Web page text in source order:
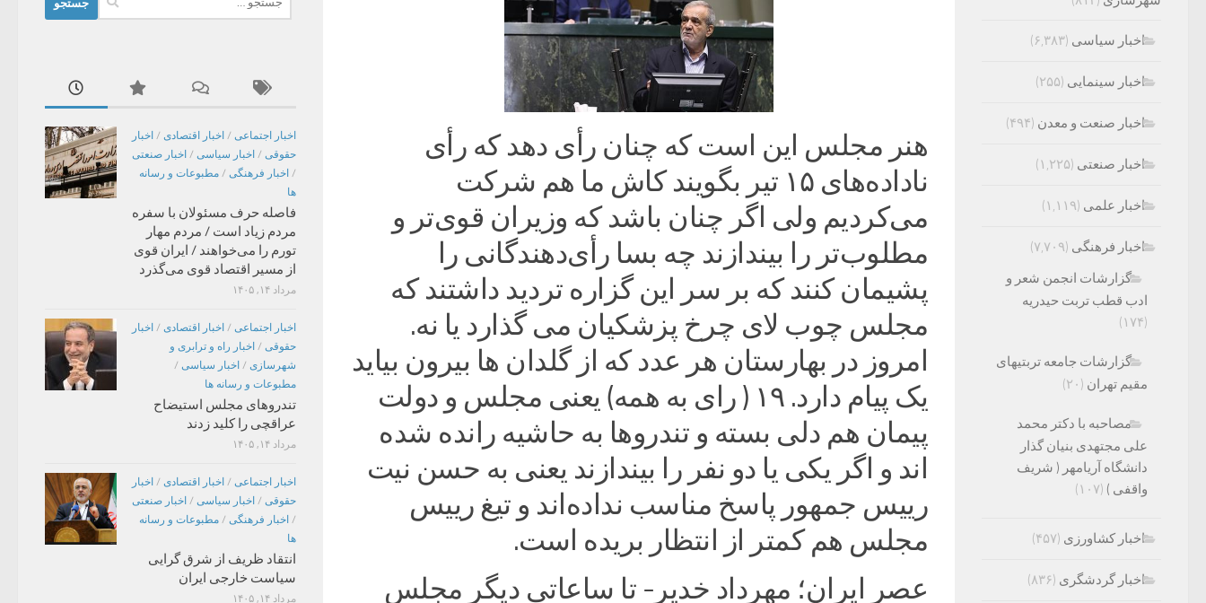
هنر مجلس این است که چنان رأی دهد که رأی
ناداده‌های ۱۵ تیر بگویند کاش ما هم شرکت
می‌کردیم ولی اگر چنان باشد که وزیران قوی‌تر و
مطلوب‌تر را بیندازند چه بسا رأی‌دهندگانی را
پشیمان کنند که بر سر این گزاره تردید داشتند که
مجلس چوب لای چرخ پزشکیان می گذارد یا نه.
امروز در بهارستان هر عدد که از گلدان ها بیرون بیاید
یک پیام دارد. ۱۹ ( رای به همه) یعنی مجلس و دولت
پیمان هم دلی بسته و تندروها به حاشیه رانده شده
اند و اگر یکی یا دو نفر را بیندازند یعنی به حسن نیت
رییس جمهور پاسخ مناسب نداده‌اند و تیغ رییس
مجلس هم کمتر از انتظار بریده است.
عصر ایران؛ مهرداد خدیر- تا ساعاتی دیگر مجلس
برای:
اخبار اجتماعی / اخبار اقتصادی / اخبار
حقوقی / اخبار سیاسی / اخبار صنعتی
/ اخبار فرهنگی / مطبوعات و رسانه
ها
فاصله حرف مسئولان با سفره
مردم زیاد است / مردم مهار
تورم را می‌خواهند / ایران قوی
از مسیر اقتصاد قوی می‌گذرد
مرداد ۱۴, ۱۴۰۵
اخبار اجتماعی / اخبار اقتصادی / اخبار
حقوقی / اخبار راه و ترابری و
شهرسازی / اخبار سیاسی /
مطبوعات و رسانه ها
تندروهای مجلس استیضاح
عراقچی را کلید زدند
مرداد ۱۴, ۱۴۰۵
اخبار اجتماعی / اخبار اقتصادی / اخبار
حقوقی / اخبار سیاسی / اخبار صنعتی
/ اخبار فرهنگی / مطبوعات و رسانه
ها
انتقاد ظریف از شرق گرایی
سیاست خارجی ایران
مرداد ۱۴, ۱۴۰۵
اخبار سیاسی (۶,۳۸۳)
اخبار سینمایی (۲۵۵)
اخبار صنعت و معدن (۴۹۴)
اخبار صنعتی (۱,۲۲۵)
اخبار علمی (۱,۱۱۹)
اخبار فرهنگی (۷,۷۰۹)
گزارشات انجمن شعر و
ادب قطب تربت حیدریه
(۱۷۴)
گزارشات جامعه تربتیهای
مقیم تهران (۲۰)
مصاحبه با دکتر محمد
علی مجتهدی بنیان گذار
دانشگاه آریامهر ( شریف
واقفی ) (۱۰۷)
اخبار کشاورزی (۴۵۷)
اخبار گردشگری (۸۳۶)